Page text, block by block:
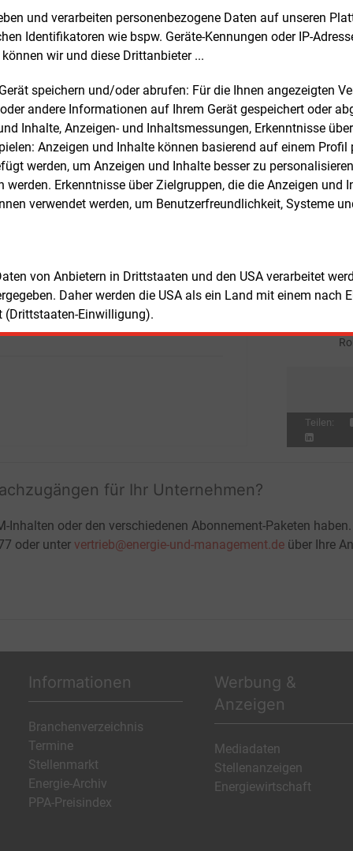
und verarbeiten personenbezogene Daten auf unseren
Identifikatoren wie bspw. Geräte-Kennungen oder IP-
wir und diese Drittanbieter ...
speichern und/oder abrufen: Für die Ihnen angezeigten
andere Informationen auf Ihrem Gerät gespeichert oder
Inhalte, Anzeigen- und Inhaltsmessungen, Erkenntnisse
Anzeigen und Inhalte können basierend auf einem Profil
werden, um Anzeigen und Inhalte besser zu
werden. Erkenntnisse über Zielgruppen, die die Anzeigen und
verwendet werden, um Benutzerfreundlichkeit, Systeme
von Anbietern in Drittstaaten und den USA verarbeitet
Daher werden die USA als ein Land mit einem nach
(Drittstaaten-Einwilligung).
Sitzung des Nationalen
in seiner bisherigen
laufen zum 30. Juni aus.
endet die Amtszeit infolge der
Neuaufstellung des
und nicht aufgrund einer
Entscheidung. Ob er dem
Wasserstoffrat auch künftig
wird, lässt die Bundesregierung
lediglich an, die neuen Mitglieder
der Satzung zügig zu
E&M
E&M
E&M
E&M
Teilen:
für Ihr Unternehmen?
oder den verschiedenen Abonnement-Paketen haben.
oder unter vertrieb@energie-und-management.de über Ihre
Informationen
Branchenverzeichnis
Termine
Stellenmarkt
Energie-Archiv
PPA-Preisindex
Werbung &
Anzeigen
Mediadaten
Stellenanzeigen
Energiewirtschaft